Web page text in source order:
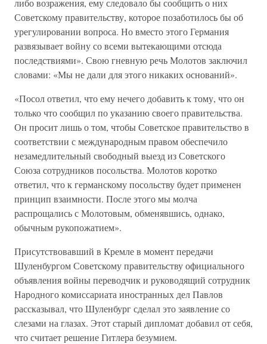
либо возражения, ему следовало бы сообщить о них
Советскому правительству, которое позаботилось бы об
урегулировании вопроса. Но вместо этого Германия
развязывает войну со всеми вытекающими отсюда
последствиями». Свою гневную речь Молотов заключил
словами: «Мы не дали для этого никаких оснований».
«Посол ответил, что ему нечего добавить к тому, что он
только что сообщил по указанию своего правительства.
Он просит лишь о том, чтобы Советское правительство в
соответствии с международным правом обеспечило
незамедлительный свободный выезд из Советского
Союза сотрудников посольства. Молотов коротко
ответил, что к германскому посольству будет применен
принцип взаимности. После этого мы молча
распрощались с Молотовым, обменявшись, однако,
обычным рукопожатием».
Присутствовавший в Кремле в момент передачи
Шуленбургом Советскому правительству официального
объявления войны переводчик и руководящий сотрудник
Народного комиссариата иностранных дел Павлов
рассказывал, что Шуленбург сделал это заявление со
слезами на глазах. Этот старый дипломат добавил от себя,
что считает решение Гитлера безумием.